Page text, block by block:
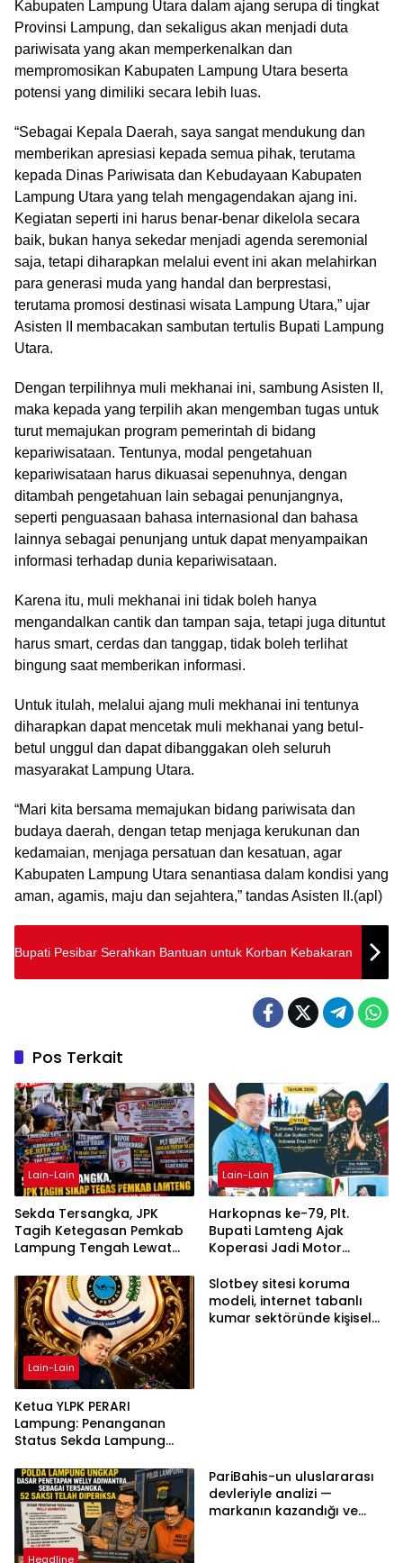
Kabupaten Lampung Utara dalam ajang serupa di tingkat
Provinsi Lampung, dan sekaligus akan menjadi duta
pariwisata yang akan memperkenalkan dan
mempromosikan Kabupaten Lampung Utara beserta
potensi yang dimiliki secara lebih luas.
“Sebagai Kepala Daerah, saya sangat mendukung dan
memberikan apresiasi kepada semua pihak, terutama
kepada Dinas Pariwisata dan Kebudayaan Kabupaten
Lampung Utara yang telah mengagendakan ajang ini.
Kegiatan seperti ini harus benar-benar dikelola secara
baik, bukan hanya sekedar menjadi agenda seremonial
saja, tetapi diharapkan melalui event ini akan melahirkan
para generasi muda yang handal dan berprestasi,
terutama promosi destinasi wisata Lampung Utara,” ujar
Asisten II membacakan sambutan tertulis Bupati Lampung
Utara.
Dengan terpilihnya muli mekhanai ini, sambung Asisten II,
maka kepada yang terpilih akan mengemban tugas untuk
turut memajukan program pemerintah di bidang
kepariwisataan. Tentunya, modal pengetahuan
kepariwisataan harus dikuasai sepenuhnya, dengan
ditambah pengetahuan lain sebagai penunjangnya,
seperti penguasaan bahasa internasional dan bahasa
lainnya sebagai penunjang untuk dapat menyampaikan
informasi terhadap dunia kepariwisataan.
Karena itu, muli mekhanai ini tidak boleh hanya
mengandalkan cantik dan tampan saja, tetapi juga dituntut
harus smart, cerdas dan tanggap, tidak boleh terlihat
bingung saat memberikan informasi.
Untuk itulah, melalui ajang muli mekhanai ini tentunya
diharapkan dapat mencetak muli mekhanai yang betul-
betul unggul dan dapat dibanggakan oleh seluruh
masyarakat Lampung Utara.
“Mari kita bersama memajukan bidang pariwisata dan
budaya daerah, dengan tetap menjaga kerukunan dan
kedamaian, menjaga persatuan dan kesatuan, agar
Kabupaten Lampung Utara senantiasa dalam kondisi yang
aman, agamis, maju dan sejahtera,” tandas Asisten II.(apl)
Bupati Pesibar Serahkan Bantuan untuk Korban Kebakaran
Pos Terkait
Lain-Lain
Sekda Tersangka, JPK
Tagih Ketegasan Pemkab
Lampung Tengah Lewat
Lain-Lain
Harkopnas ke-79, Plt.
Bupati Lamteng Ajak
Koperasi Jadi Motor
Lain-Lain
Ketua YLPK PERARI
Lampung: Penanganan
Status Sekda Lampung
Berdasarkan Aturan,
Bukan Tekanan Opini
Slotbey sitesi koruma
modeli, internet tabanlı
kumar sektöründe kişisel
Headline
PariBahis-un uluslararası
devleriyle analizi —
markanın kazandığı ve